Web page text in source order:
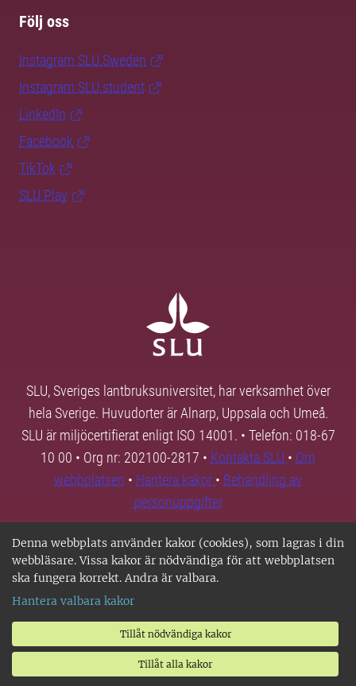
Denna webbplats använder kakor (cookies), som lagras i din
webbläsare. Vissa kakor är nödvändiga för att webbplatsen
ska fungera korrekt. Andra är valbara.
Hantera valbara kakor
Tillåt nödvändiga kakor
Tillåt alla kakor
Följ oss
Instagram SLU.Sweden
Instagram SLU.student
LinkedIn
Facebook
TikTok
SLU Play
SLU, Sveriges lantbruksuniversitet, har verksamhet över
hela Sverige. Huvudorter är Alnarp, Uppsala och Umeå.
SLU är miljöcertifierat enligt ISO 14001. • Telefon: 018-67
10 00 • Org nr: 202100-2817 • Kontakta SLU • Om
webbplatsen • Hantera kakor • Behandling av
personuppgifter